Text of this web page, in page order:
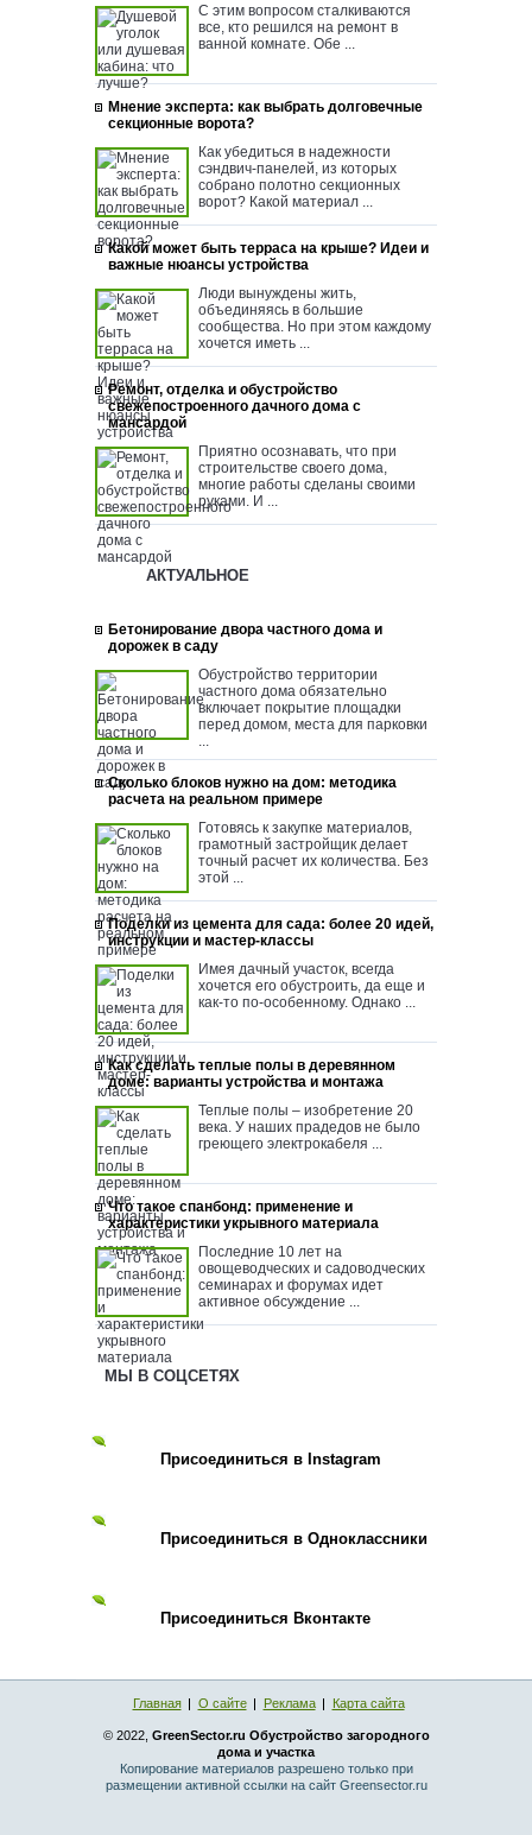
С этим вопросом сталкиваются
все, кто решился на ремонт в
ванной комнате. Обе ...
Мнение эксперта: как выбрать долговечные
секционные ворота?
Как убедиться в надежности
сэндвич-панелей, из которых
собрано полотно секционных
ворот? Какой материал ...
Какой может быть терраса на крыше? Идеи и
важные нюансы устройства
Люди вынуждены жить,
объединяясь в большие
сообщества. Но при этом каждому
хочется иметь ...
Ремонт, отделка и обустройство
свежепостроенного дачного дома с
мансардой
Приятно осознавать, что при
строительстве своего дома,
многие работы сделаны своими
руками. И ...
АКТУАЛЬНОЕ
Бетонирование двора частного дома и
дорожек в саду
Обустройство территории
частного дома обязательно
включает покрытие площадки
перед домом, места для парковки
...
Сколько блоков нужно на дом: методика
расчета на реальном примере
Готовясь к закупке материалов,
грамотный застройщик делает
точный расчет их количества. Без
этой ...
Поделки из цемента для сада: более 20 идей,
инструкции и мастер-классы
Имея дачный участок, всегда
хочется его обустроить, да еще и
как-то по-особенному. Однако ...
Как сделать теплые полы в деревянном
доме: варианты устройства и монтажа
Теплые полы – изобретение 20
века. У наших прадедов не было
греющего электрокабеля ...
Что такое спанбонд: применение и
характеристики укрывного материала
Последние 10 лет на
овощеводческих и садоводческих
семинарах и форумах идет
активное обсуждение ...
МЫ В СОЦСЕТЯХ
Присоединиться в Instagram
Присоединиться в Одноклассники
Присоединиться Вконтакте
Главная О сайте Реклама Карта сайта
© 2022, GreenSector.ru Обустройство загородного
дома и участка
Копирование материалов разрешено только при
размещении активной ссылки на сайт Greensector.ru